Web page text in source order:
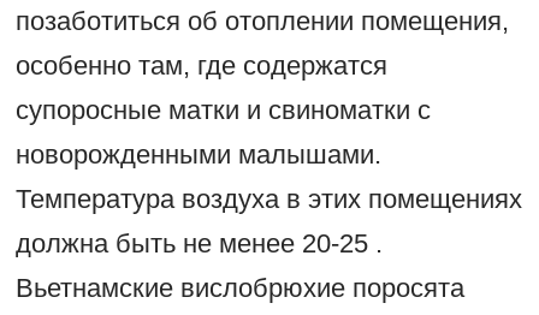
позаботиться об отоплении помещения,
особенно там, где содержатся
супоросные матки и свиноматки с
новорожденными малышами.
Температура воздуха в этих помещениях
должна быть не менее 20-25 .
Вьетнамские вислобрюхие поросята